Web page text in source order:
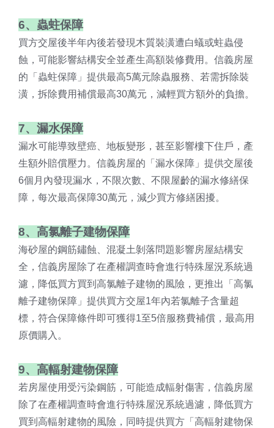
6、蟲蛀保障
買方交屋後半年內後若發現木質裝潢遭白蟻或蛀蟲侵
蝕，可能影響結構安全並產生高額裝修費用。信義房屋
的「蟲蛀保障」提供最高5萬元除蟲服務、若需拆除裝
潢，拆除費用補償最高30萬元，減輕買方額外的負擔。
7、漏水保障
漏水可能導致壁癌、地板變形，甚至影響樓下住戶，產
生額外賠償壓力。信義房屋的「漏水保障」提供交屋後
6個月內發現漏水，不限次數、不限屋齡的漏水修繕保
障，每次最高保障30萬元，減少買方修繕困擾。
8、高氯離子建物保障
海砂屋的鋼筋鏽蝕、混凝土剝落問題影響房屋結構安
全，信義房屋除了在產權調查時會進行特殊屋況系統過
濾，降低買方買到高氯離子建物的風險，更推出「高氯
離子建物保障」提供買方交屋1年內若氯離子含量超
標，符合保障條件即可獲得1至5倍服務費補償，最高用
原價購入。
9、高輻射建物保障
若房屋使用受污染鋼筋，可能造成輻射傷害，信義房屋
除了在產權調查時會進行特殊屋況系統過濾，降低買方
買到高輻射建物的風險，同時提供買方「高輻射建物保